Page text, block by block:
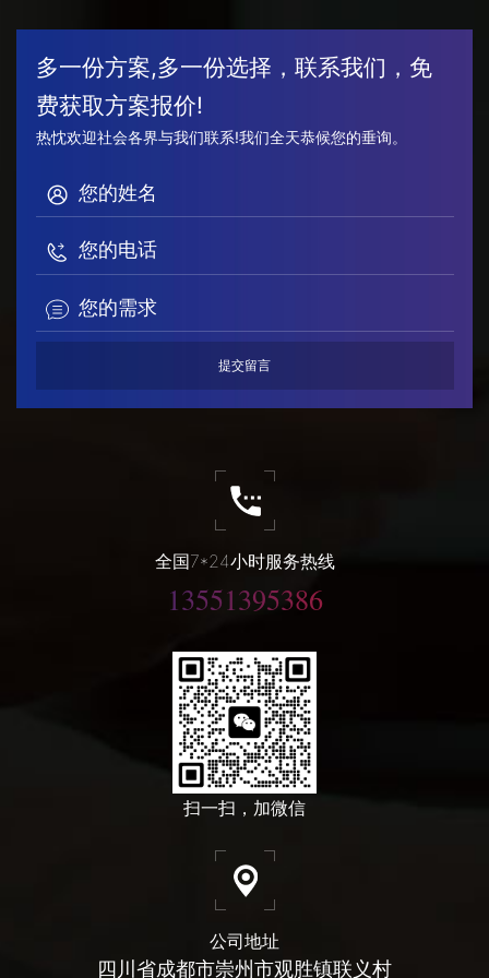
多一份方案,多一份选择，联系我们，免
费获取方案报价!
热忱欢迎社会各界与我们联系!我们全天恭候您的垂询。
全国7*24小时服务热线
13551395386
扫一扫，加微信
公司地址
四川省成都市崇州市观胜镇联义村